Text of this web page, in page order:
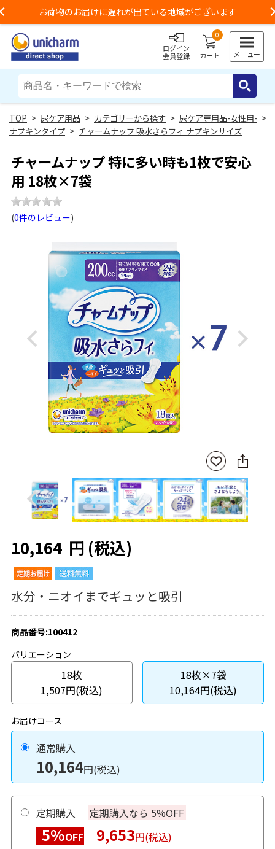
お荷物のお届けに遅れが出ている地域がございます
ログイン
会員登録
0
カート メニュー
> 尿ケア用品 > カテゴリーから探す > 尿ケア専用品-女性用- >
ナプキンタイプ > チャームナップ 吸水さらフィ ナプキンサイズ
チャームナップ 特に多い時も1枚で安心
用 18枚×7袋
(0件のレビュー)
Previous Next
お気
に入
りに
登録
SNS
に
シ
ェ
ア
Previous Next
10,164 円 (税込)
水分・ニオイまでギュッと吸引
商品番号:100412
バリエーション
18枚
1,507円(税込)
18枚×7袋
10,164円(税込)
お届けコース
通常購入
10,164円(税込)
定期購入 定期購入なら 5%OFF
5%OFF 9,653円(税込)